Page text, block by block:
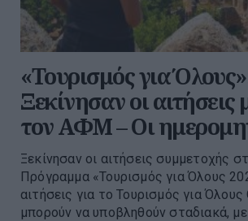
«Τουρισμός για
Ξεκίνησαν οι
τον ΑΦΜ – Οι
Ξεκίνησαν οι αιτήσεις συμμετοχής
Πρόγραμμα «Τουρισμός για Όλους
αιτήσεις για το Τουρισμός για Όλους
μπορούν να υποβληθούν σταδιακά,